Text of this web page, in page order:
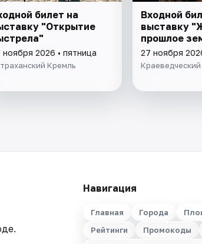
билет на
"Открытие
ноября 2026 • пятница
Кремль
Входной
выставку
прошлое
27 ноября
Краеведческий
Навигация
Главная Города
Рейтинги
Промокоды